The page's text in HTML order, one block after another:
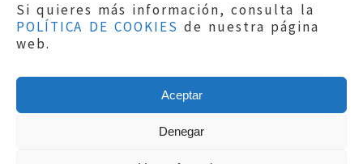
Si quieres más información, consulta la
POLÍTICA DE COOKIES de nuestra página
web.
Aceptar
Denegar
Aviso legal|Política de privacidad|
Protección de Datos
Política de cookies
Copyright © 2019El Justicia de Aragón|
Sephor Consulting